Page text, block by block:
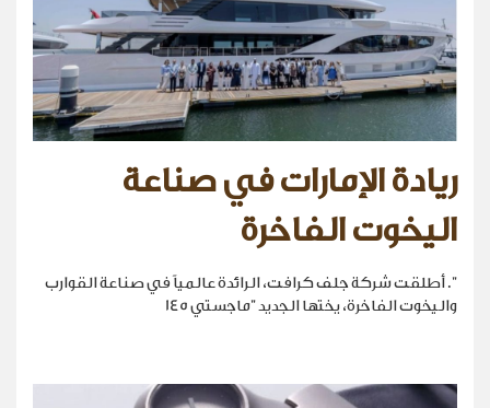
ريادة الإمارات في صناعة
اليخوت الفاخرة
". أطلقت شركة جلف كرافت، الرائدة عالمياً في صناعة القوارب
واليخوت الفاخرة، يختها الجديد "ماجستي 145